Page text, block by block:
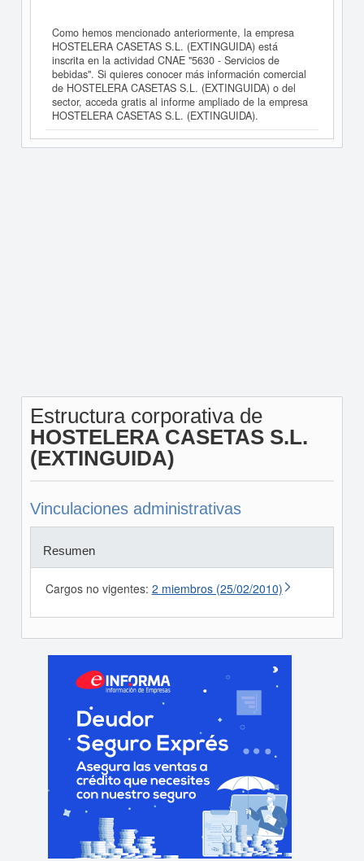
Como hemos mencionado anteriormente, la empresa
HOSTELERA CASETAS S.L. (EXTINGUIDA) está
inscrita en la actividad CNAE "5630 - Servicios de
bebidas". Si quieres conocer más información comercial
de HOSTELERA CASETAS S.L. (EXTINGUIDA) o del
sector, acceda gratis al informe ampliado de la empresa
HOSTELERA CASETAS S.L. (EXTINGUIDA).
Estructura corporativa de
HOSTELERA CASETAS S.L.
(EXTINGUIDA)
Vinculaciones administrativas
Resumen
Cargos no vigentes: 2 miembros (25/02/2010)